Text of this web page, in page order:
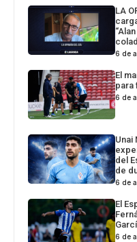
LA
6 de
El
para
6 de
Unai
del
de
6 de
El
6 de